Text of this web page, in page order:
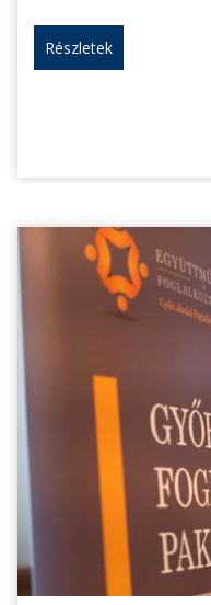
Részletek